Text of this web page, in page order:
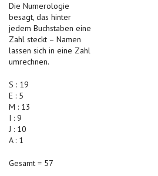
Die Numerologie
besagt, das hinter
jedem Buchstaben eine
Zahl steckt – Namen
lassen sich in eine Zahl
umrechnen.
S : 19
E : 5
M : 13
I : 9
J : 10
A : 1
Gesamt = 57